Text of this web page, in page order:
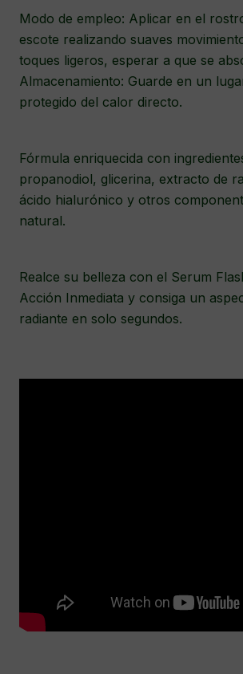
Modo de empleo: Aplicar en el
escote realizando suaves
toques ligeros, esperar a que se
Almacenamiento: Guarde en un
protegido del calor directo.
Fórmula enriquecida con
propanodiol, glicerina, extracto de
ácido hialurónico y otros
natural.
Realce su belleza con el Serum
Acción Inmediata y consiga un
radiante en solo segundos.